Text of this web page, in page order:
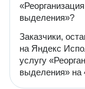
выделения»?
Заказчики,
на Яндекс
услугу
выделения» на